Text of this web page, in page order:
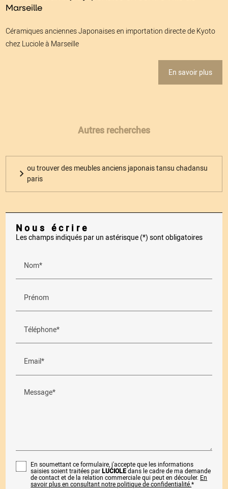
Marseille
Céramiques anciennes Japonaises en importation directe de Kyoto
chez Luciole à Marseille
En savoir plus
Autres recherches
ou trouver des meubles anciens japonais tansu chadansu
paris
Nous écrire
Les champs indiqués par un astérisque (*) sont obligatoires
Nom*
Prénom
Téléphone*
Email*
Message*
En soumettant ce formulaire, j'accepte que les informations
saisies soient traitées parLUCIOLEdans le cadre de ma demande
de contact et de la relation commerciale qui peut en découler. En
savoir plus en consultant notre politique de confidentialité.*